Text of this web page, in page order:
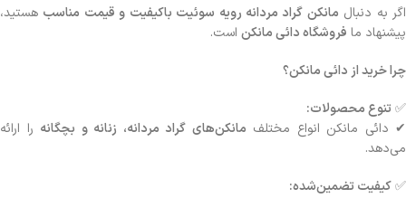
اگر به دنبال مانکن گراد مردانه رویه سوئیت باکیفیت و قیمت مناسب هستید،
پیشنهاد ما فروشگاه دائی مانکن است.
چرا خرید از دائی مانکن؟
✅ تنوع محصولات:
✔ دائی مانکن انواع مختلف مانکن‌های گراد مردانه، زنانه و بچگانه را ارائه
می‌دهد.
✅کیفیت تضمین‌شده: